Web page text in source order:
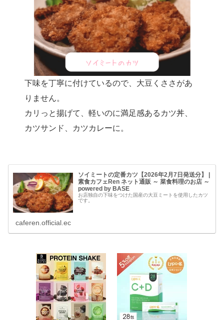
下味を丁寧に付けているので、大豆くささがあ
りません。
カリっと揚げて、軽いのに満足感あるカツ丼、
カツサンド、カツカレーに。
ソイミートの定番カツ【2026年2月7日発送分】 |
素食カフェRen ネット通販 ～ 菜食料理のお店 ～
powered by BASE
お店独自の下味をつけた国産の大豆ミートを使用したカツ
です。
caferen.official.ec